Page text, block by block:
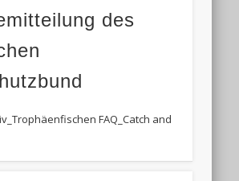
des
FAQ_Catch and